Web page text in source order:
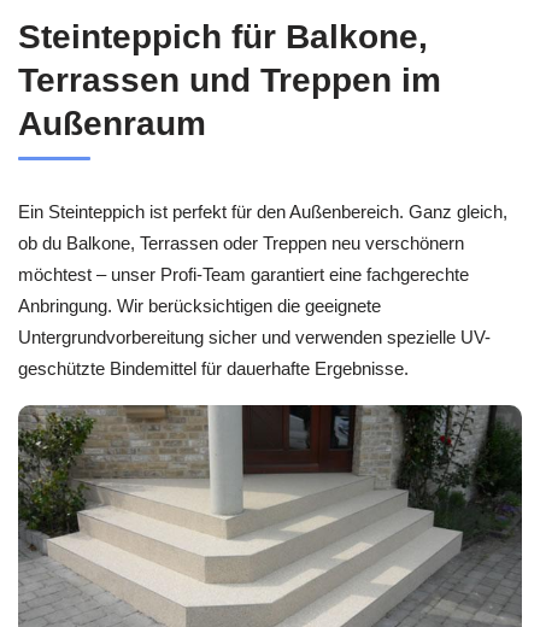
Steinteppich für Balkone,
Terrassen und Treppen im
Außenraum
Ein Steinteppich ist perfekt für den Außenbereich. Ganz gleich,
ob du Balkone, Terrassen oder Treppen neu verschönern
möchtest – unser Profi-Team garantiert eine fachgerechte
Anbringung. Wir berücksichtigen die geeignete
Untergrundvorbereitung sicher und verwenden spezielle UV-
geschützte Bindemittel für dauerhafte Ergebnisse.